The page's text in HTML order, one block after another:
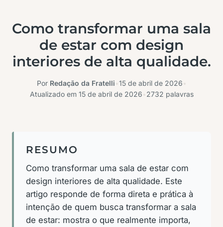
Como transformar uma sala
de estar com design
interiores de alta qualidade.
Por Redação da Fratelli 15 de abril de 2026
Atualizado em 15 de abril de 2026 2732 palavras
RESUMO
Como transformar uma sala de estar com
design interiores de alta qualidade. Este
artigo responde de forma direta e prática à
intenção de quem busca transformar a sala
de estar: mostra o que realmente importa,